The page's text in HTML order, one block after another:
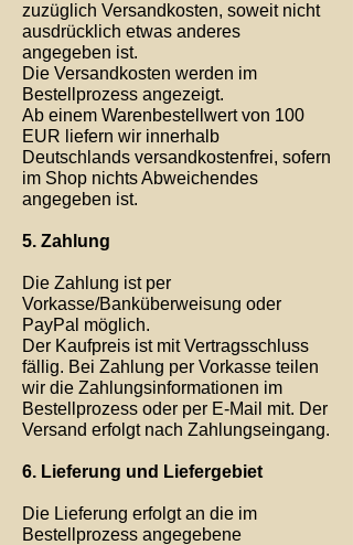
zuzüglich Versandkosten, soweit nicht
ausdrücklich etwas anderes
angegeben ist.
Die Versandkosten werden im
Bestellprozess angezeigt.
Ab einem Warenbestellwert von 100
EUR liefern wir innerhalb
Deutschlands versandkostenfrei, sofern
im Shop nichts Abweichendes
angegeben ist.
5. Zahlung
Die Zahlung ist per
Vorkasse/Banküberweisung oder
PayPal möglich.
Der Kaufpreis ist mit Vertragsschluss
fällig. Bei Zahlung per Vorkasse teilen
wir die Zahlungsinformationen im
Bestellprozess oder per E-Mail mit. Der
Versand erfolgt nach Zahlungseingang.
6. Lieferung und Liefergebiet
Die Lieferung erfolgt an die im
Bestellprozess angegebene